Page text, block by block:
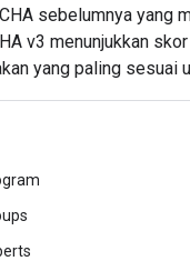
sebelumnya yang
v3 menunjukkan
yang paling sesuai